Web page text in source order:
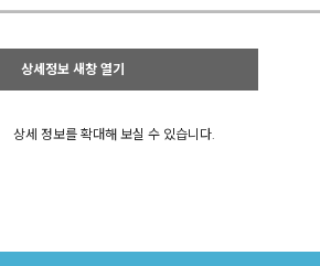
상세정보 새창 열기
상세 정보를 확대해 보실 수 있습니다.